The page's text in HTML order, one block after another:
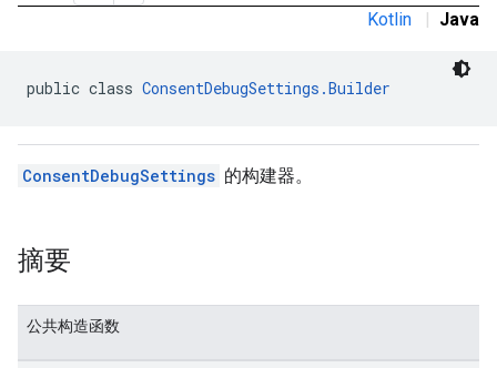
Kotlin | Java
public class ConsentDebugSettings.Builder
ConsentDebugSettings 的构建器。
摘要
公共构造函数